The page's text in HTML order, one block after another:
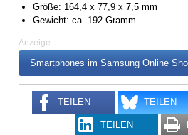
Größe: 164,4 x 77,9 x 7,5 mm
Gewicht: ca. 192 Gramm
Anzeige
Smartphones im Samsung Online
TEILEN TEILEN
TEILEN